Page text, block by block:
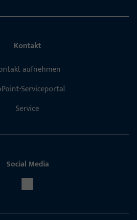
Kontakt
aufnehmen
Serviceportal
Service
Social Media